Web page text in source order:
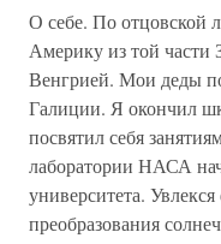
О себе. По отцовской
Америку из той части
Венгрией. Мои деды
Галиции. Я окончил
посвятил себя
лаборатории НАСА
университета.
преобразования